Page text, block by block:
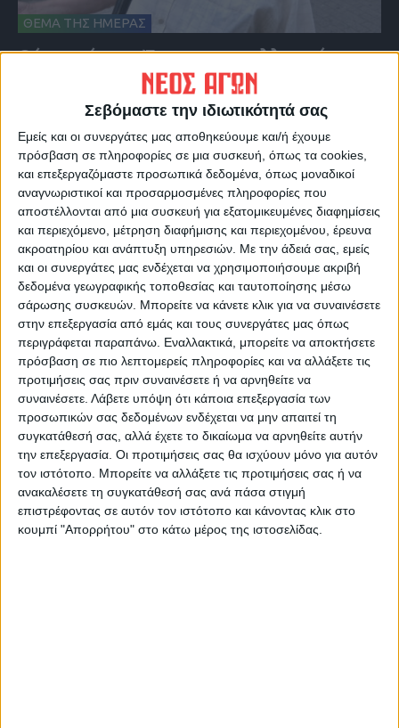
Σεβόμαστε την ιδιωτικότητά σας
Εμείς και οι συνεργάτες μας αποθηκεύουμε και/ή έχουμε
πρόσβαση σε πληροφορίες σε μια συσκευή, όπως τα cookies,
και επεξεργαζόμαστε προσωπικά δεδομένα, όπως μοναδικοί
αναγνωριστικοί και προσαρμοσμένες πληροφορίες που
αποστέλλονται από μια συσκευή για εξατομικευμένες διαφημίσεις
και περιεχόμενο, μέτρηση διαφήμισης και περιεχομένου, έρευνα
ακροατηρίου και ανάπτυξη υπηρεσιών. Με την άδειά σας, εμείς
και οι συνεργάτες μας ενδέχεται να χρησιμοποιήσουμε ακριβή
δεδομένα γεωγραφικής τοποθεσίας και ταυτοποίησης μέσω
σάρωσης συσκευών. Μπορείτε να κάνετε κλικ για να συναινέσετε
στην επεξεργασία από εμάς και τους συνεργάτες μας όπως
περιγράφεται παραπάνω. Εναλλακτικά, μπορείτε να αποκτήσετε
πρόσβαση σε πιο λεπτομερείς πληροφορίες και να αλλάξετε τις
προτιμήσεις σας πριν συναινέσετε ή να αρνηθείτε να
συναινέσετε. Λάβετε υπόψη ότι κάποια επεξεργασία των
προσωπικών σας δεδομένων ενδέχεται να μην απαιτεί τη
συγκατάθεσή σας, αλλά έχετε το δικαίωμα να αρνηθείτε αυτήν
την επεξεργασία. Οι προτιμήσεις σας θα ισχύουν μόνο για αυτόν
τον ιστότοπο. Μπορείτε να αλλάξετε τις προτιμήσεις σας ή να
ανακαλέσετε τη συγκατάθεσή σας ανά πάσα στιγμή
επιστρέφοντας σε αυτόν τον ιστότοπο και κάνοντας κλικ στο
κουμπί "Απορρήτου" στο κάτω μέρος της ιστοσελίδας.
ΘΕΜΑ ΤΗΣ ΗΜΕΡΑΣ
Θέμα ημέρας : Έχετε εκμεταλλευτεί στις
θερινές εκπτώσεις για κάποια αγορά;
ΘΕΜΑ ΤΗΣ ΗΜΕΡΑΣ
Θέμα ημέρας : Οι συνταξιούχοι ζητούν να
επιστραφεί η 13η σύνταξη. Συμφωνείτε;